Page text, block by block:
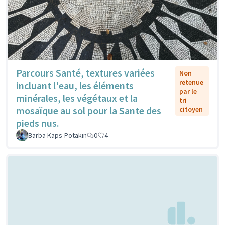
Parcours Santé, textures variées
incluant l'eau, les éléments
minérales, les végétaux et la
mosaïque au sol pour la Sante des
pieds nus.
Non
retenue
par le
tri
citoyen
Barba Kaps-Potakin 0 4